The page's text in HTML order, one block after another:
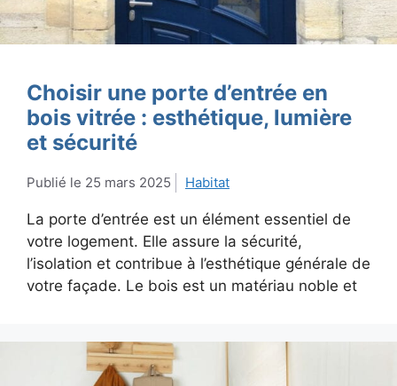
Choisir une porte d’entrée en
bois vitrée : esthétique, lumière
et sécurité
25 mars 2025 Habitat
La porte d’entrée est un élément essentiel de
votre logement. Elle assure la sécurité,
l’isolation et contribue à l’esthétique générale de
votre façade. Le bois est un matériau noble et